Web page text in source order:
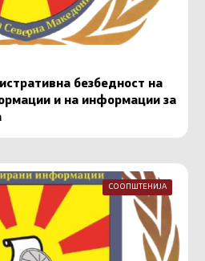
безбедност на
и на информации за
СООПШТЕНИЈА